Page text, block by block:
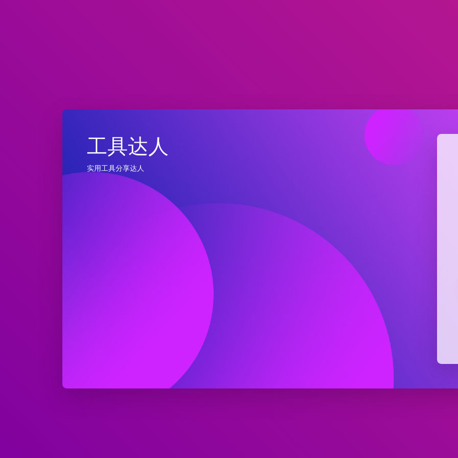
工具达人
实用工具分享达人